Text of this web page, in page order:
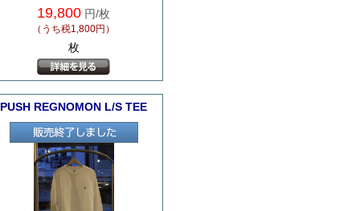
19,800 円/枚
（うち税1,800円）
枚
PUSH REGNOMON L/S TEE